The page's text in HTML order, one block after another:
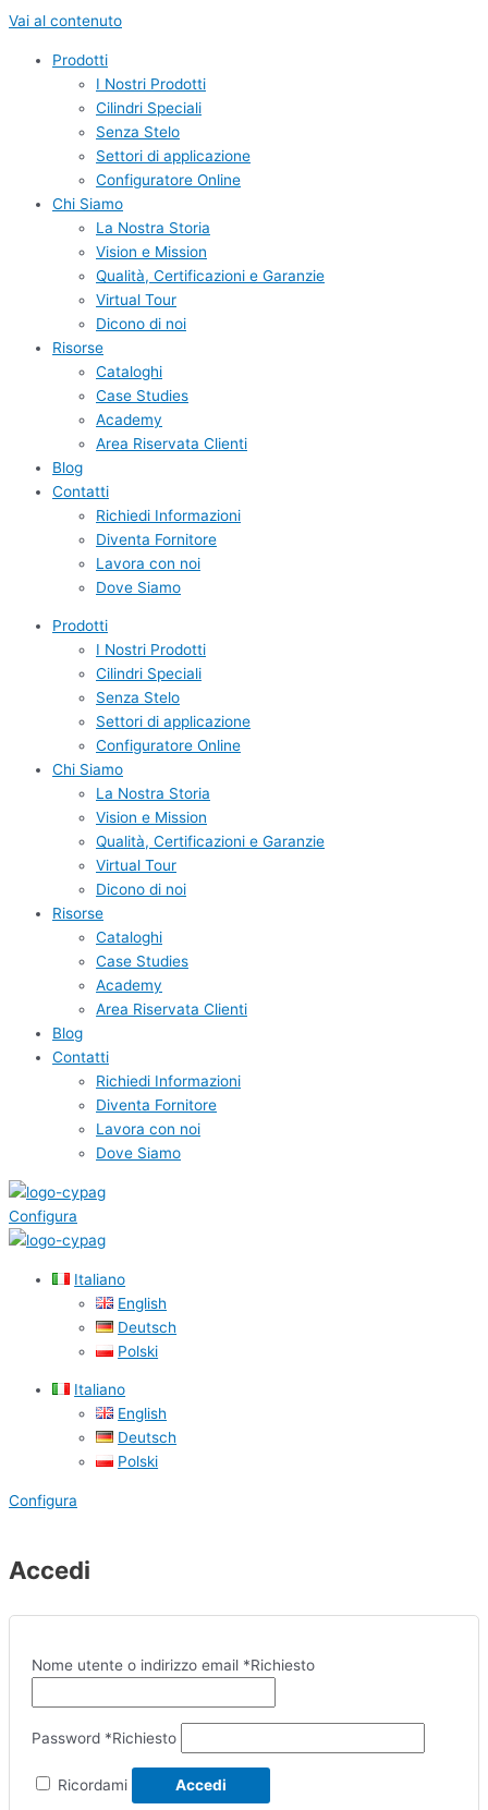
Vai al contenuto
Prodotti
I Nostri Prodotti
Cilindri Speciali
Senza Stelo
Settori di applicazione
Configuratore Online
Chi Siamo
La Nostra Storia
Vision e Mission
Qualità, Certificazioni e Garanzie
Virtual Tour
Dicono di noi
Risorse
Cataloghi
Case Studies
Academy
Area Riservata Clienti
Blog
Contatti
Richiedi Informazioni
Diventa Fornitore
Lavora con noi
Dove Siamo
Prodotti
I Nostri Prodotti
Cilindri Speciali
Senza Stelo
Settori di applicazione
Configuratore Online
Chi Siamo
La Nostra Storia
Vision e Mission
Qualità, Certificazioni e Garanzie
Virtual Tour
Dicono di noi
Risorse
Cataloghi
Case Studies
Academy
Area Riservata Clienti
Blog
Contatti
Richiedi Informazioni
Diventa Fornitore
Lavora con noi
Dove Siamo
Configura
Italiano
English
Deutsch
Polski
Italiano
English
Deutsch
Polski
Configura
Accedi
Nome utente o indirizzo email *Richiesto
Password *Richiesto
Ricordami Accedi